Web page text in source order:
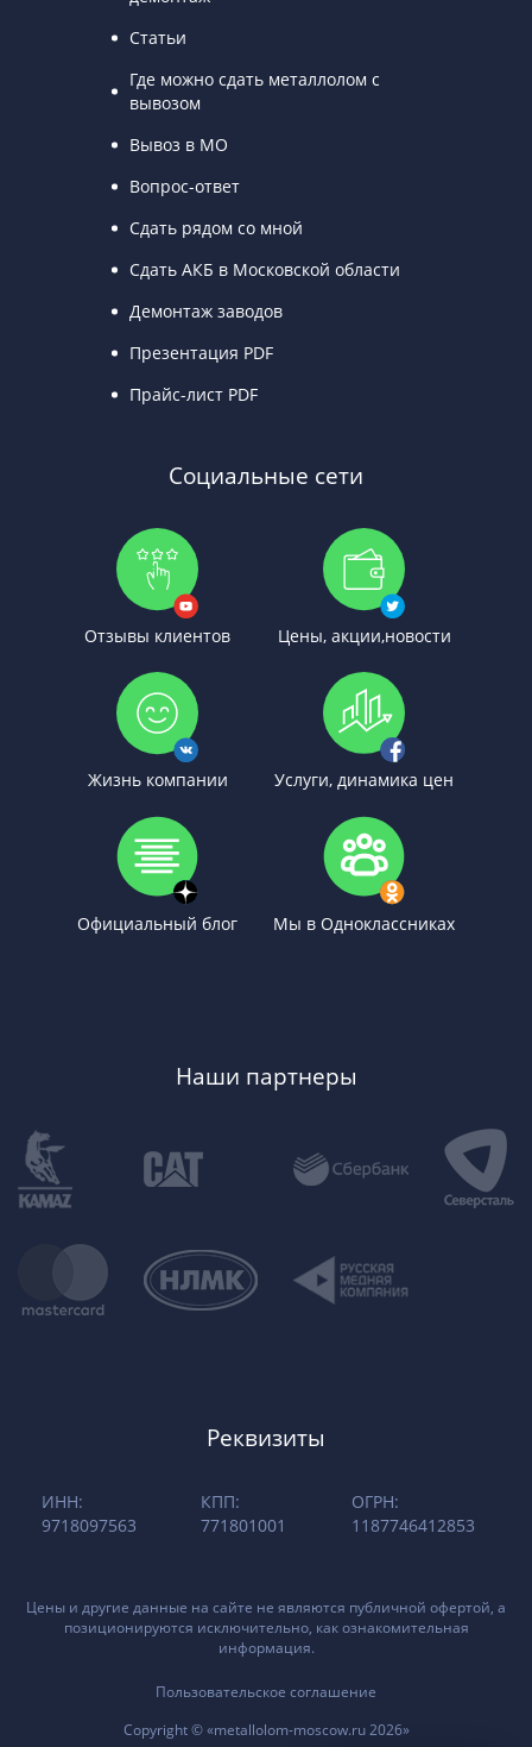
Статьи
Где можно сдать металлолом с
вывозом
Вывоз в МО
Вопрос-ответ
Сдать рядом со мной
Сдать АКБ в Московской области
Демонтаж заводов
Презентация PDF
Прайс-лист PDF
Социальные сети
Отзывы клиентов Цены, акции,новости
Жизнь компании Услуги, динамика цен
Официальный блог Мы в Одноклассниках
Наши партнеры
Реквизиты
ИНН:
9718097563
КПП:
771801001
ОГРН:
1187746412853
Цены и другие данные на сайте не являются публичной офертой, а
позиционируются исключительно, как ознакомительная
информация.
Пользовательское соглашение
Copyright © «metallolom-moscow.ru 2026»